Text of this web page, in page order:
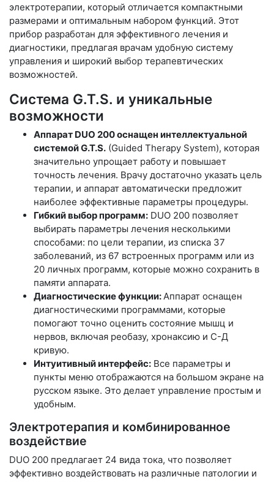
электротерапии, который отличается компактными
размерами и оптимальным набором функций. Этот
прибор разработан для эффективного лечения и
диагностики, предлагая врачам удобную систему
управления и широкий выбор терапевтических
возможностей.
Система G.T.S. и уникальные
возможности
Аппарат DUO 200 оснащен интеллектуальной
системой G.T.S. (Guided Therapy System), которая
значительно упрощает работу и повышает
точность лечения. Врачу достаточно указать цель
терапии, и аппарат автоматически предложит
наиболее эффективные параметры процедуры.
Гибкий выбор программ: DUO 200 позволяет
выбирать параметры лечения несколькими
способами: по цели терапии, из списка 37
заболеваний, из 67 встроенных программ или из
20 личных программ, которые можно сохранить в
памяти аппарата.
Диагностические функции:Аппарат оснащен
диагностическими программами, которые
помогают точно оценить состояние мышц и
нервов, включая реобазу, хронаксию и С-Д
кривую.
Интуитивный интерфейс: Все параметры и
пункты меню отображаются на большом экране на
русском языке. Это делает управление простым и
удобным.
Электротерапия и комбинированное
воздействие
DUO 200 предлагает 24 вида тока, что позволяет
эффективно воздействовать на различные патологии и